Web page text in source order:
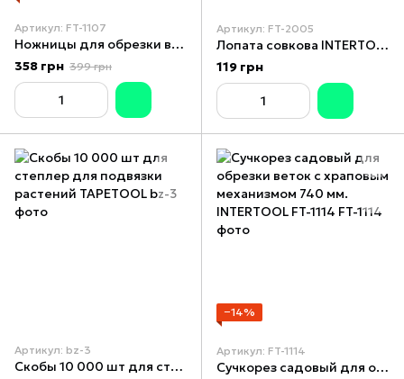
Артикул: FT-1107
Ножницы для обрезки веток 712 мм INTERTOOL FT-1107
358 грн 399 грн
Артикул: FT-2005
Лопата совкова INTERTOOL FT-2005
119 грн
Артикул: bz-3
Скобы 10 000 шт для степлер для подвязки растений TAPETOOL
−14%
Артикул: FT-1114
Сучкорез садовый для обрезки веток c храповым механизмом 740 мм. INTERTOOL FT-1114